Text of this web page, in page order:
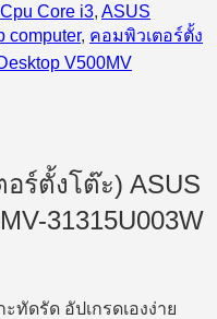
Cpu Core i3, ASUS
computer, คอมพิวเตอร์ตั้ง
V500MV
ร์ตั้งโต๊ะ) ASUS
31315U003W
ทัดรัด อัปเกรดเองง่าย